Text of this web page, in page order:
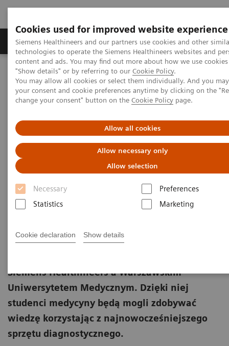
Cookies used for improved website experience
Siemens Healthineers and our partners use cookies and other
technologies to operate the Siemens Healthineers websites and
content and ads. You may find out more about how we use
"Show details" or by referring to our Cookie Policy.
You may allow all cookies or select them individually. And you
your consent and cookie preferences anytime by clicking on the
change your consent" button on the Cookie Policy page.
Allow all cookies
Allow necessary only
Allow selection
Necessary
Preferences
Statistics
Marketing
Cookie declaration Show details
Grupy Produktów O nas Edukacja i
Siemens Healthineers Polska
Aktualności i nasze realizacje
Siemens Healthineers wspiera edukację młodych lekarzy
Siemens Healthineers wspiera
edukację młodych lekarzy
Kolejny rok współpracy z WUM
21.10.2020
1 października została podpisana kolejna,
Siemens Healthineers a Warszawskim
Uniwersytetem Medycznym. Dzięki niej
studenci medycyny będą mogli zdobywać
wiedzę korzystając z najnowocześniejszego
sprzętu diagnostycznego.